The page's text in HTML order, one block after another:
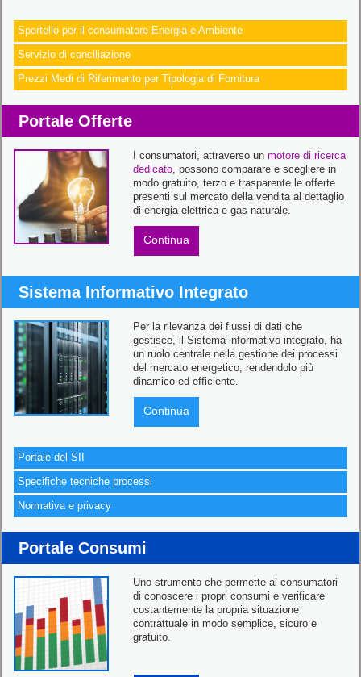
Sportello per il consumatore Energia e Ambiente
Servizio di conciliazione
Prezzi Medi di Riferimento per Tipologia di Fornitura
Portale Offerte
I consumatori, attraverso un motore di ricerca
dedicato, possono comparare e scegliere in
modo gratuito, terzo e trasparente le offerte
presenti sul mercato della vendita al dettaglio
di energia elettrica e gas naturale.
Continua
Sistema Informativo Integrato
Per la rilevanza dei flussi di dati che
gestisce, il Sistema informativo integrato, ha
un ruolo centrale nella gestione dei processi
del mercato energetico, rendendolo più
dinamico ed efficiente.
Continua
Portale del SII
Specifiche tecniche processi
Normativa e privacy
Portale Consumi
Uno strumento che permette ai consumatori
di conoscere i propri consumi e verificare
costantemente la propria situazione
contrattuale in modo semplice, sicuro e
gratuito.